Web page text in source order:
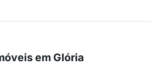
em Glória